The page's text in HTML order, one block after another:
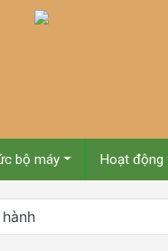
bộ máy Hoạt động